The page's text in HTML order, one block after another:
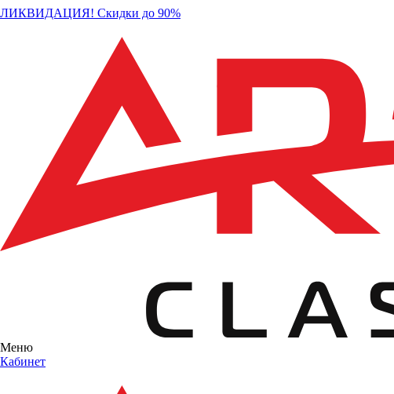
ЛИКВИДАЦИЯ! Скидки до 90%
Меню
Кабинет